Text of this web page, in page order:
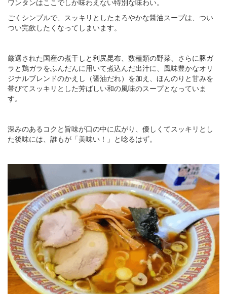
ごくシンプルで、スッキリとしたまろやかな醤油スープは、つい
つい完飲したくなってしまいます。
厳選された国産の煮干しと利尻昆布、数種類の野菜、さらに豚ガ
ラと鶏ガラをふんだんに用いて煮込んだ出汁に、風味豊かなオリ
ジナルブレンドのかえし（醤油だれ）を加え、ほんのりと甘みを
帯びてスッキリとした芳ばしい和の風味のスープとなっていま
す。
深みのあるコクと旨味が口の中に広がり、優しくてスッキリとし
た後味には、誰もが「美味い！」と唸るはず。